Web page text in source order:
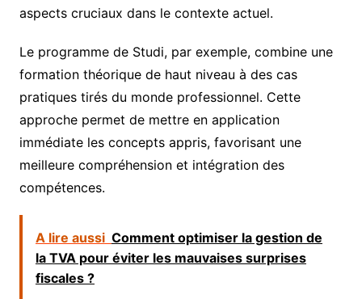
aspects cruciaux dans le contexte actuel.
Le programme de Studi, par exemple, combine une
formation théorique de haut niveau à des cas
pratiques tirés du monde professionnel. Cette
approche permet de mettre en application
immédiate les concepts appris, favorisant une
meilleure compréhension et intégration des
compétences.
A lire aussi Comment optimiser la gestion de
la TVA pour éviter les mauvaises surprises
fiscales ?